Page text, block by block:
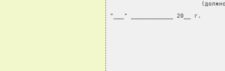
"___" ____________ 20__ г.